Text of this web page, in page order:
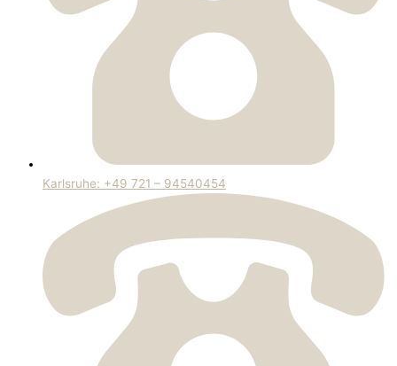
Karlsruhe: +49 721 – 94540454